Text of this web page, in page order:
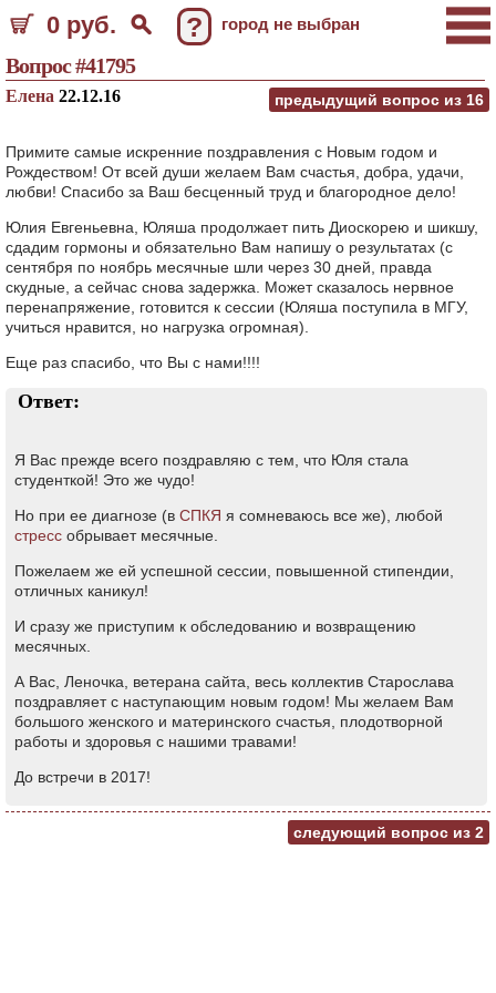
0 руб. ? город не выбран
Вопрос #41795
предыдущий вопрос из 16
Елена 22.12.16
Примите самые искренние поздравления с Новым годом и
Рождеством! От всей души желаем Вам счастья, добра, удачи,
любви! Спасибо за Ваш бесценный труд и благородное дело!
Юлия Евгеньевна, Юляша продолжает пить Диоскорею и шикшу,
сдадим гормоны и обязательно Вам напишу о результатах (с
сентября по ноябрь месячные шли через 30 дней, правда
скудные, а сейчас снова задержка. Может сказалось нервное
перенапряжение, готовится к сессии (Юляша поступила в МГУ,
учиться нравится, но нагрузка огромная).
Еще раз спасибо, что Вы с нами!!!!
Ответ:
Я Вас прежде всего поздравляю с тем, что Юля стала
студенткой! Это же чудо!
Но при ее диагнозе (в СПКЯ я сомневаюсь все же), любой
стресс обрывает месячные.
Пожелаем же ей успешной сессии, повышенной стипендии,
отличных каникул!
И сразу же приступим к обследованию и возвращению
месячных.
А Вас, Леночка, ветерана сайта, весь коллектив Старослава
поздравляет с наступающим новым годом! Мы желаем Вам
большого женского и материнского счастья, плодотворной
работы и здоровья с нашими травами!
До встречи в 2017!
следующий вопрос из 2